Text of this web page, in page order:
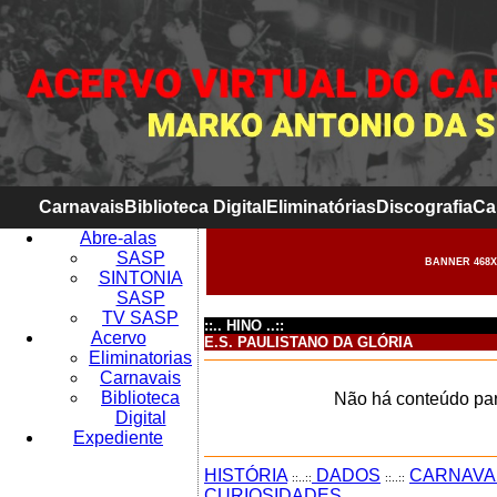
CarnavaisBiblioteca Digital EliminatóriasDiscografia
Abre-alas
SASP
SINTONIA
SASP
TV SASP
Acervo
Eliminatorias
Carnavais
Biblioteca
Digital
Expediente
BANNER
::.. HINO ..::
E.S. PAULISTANO DA GLÓRIA
Não há conteúdo
HISTÓRIA ::..:: DADOS ::..::